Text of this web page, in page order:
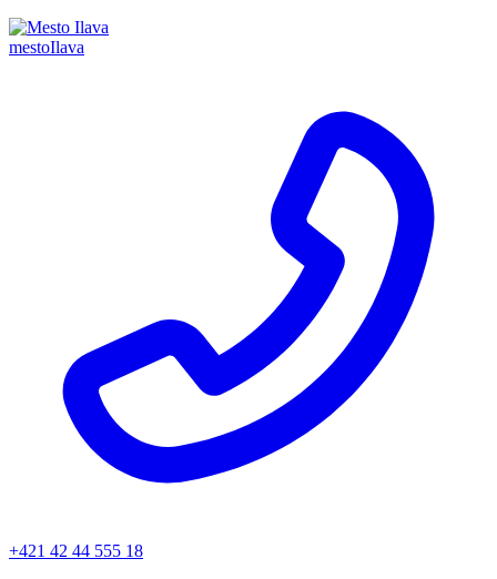
mestoIlava
+421 42 44 555 18